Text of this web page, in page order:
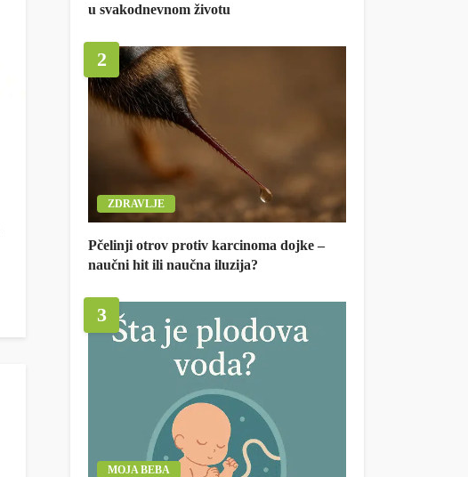
u svakodnevnom životu
2
ZDRAVLJE
Pčelinji otrov protiv karcinoma dojke –
naučni hit ili naučna iluzija?
3
MOJA BEBA